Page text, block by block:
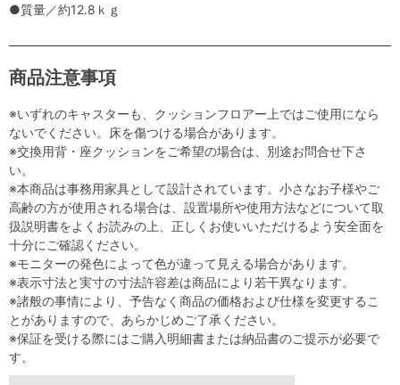
●質量／約12.8ｋｇ
商品注意事項
※いずれのキャスターも、クッションフロアー上ではご使用になら
ないでください。床を傷つける場合があります。
※交換用背・座クッションをご希望の場合は、別途お問合せ下さ
い。
※本商品は事務用家具として設計されています。小さなお子様やご
高齢の方が使用される場合は、設置場所や使用方法などについて取
扱説明書をよくお読みの上、正しくお使いいただけるよう安全面を
十分にご確認ください。
※モニターの発色によって色が違って見える場合があります。
※表示寸法と実寸の寸法許容差は商品により若干異なります。
※諸般の事情により、予告なく商品の価格および仕様を変更するこ
とがありますので、あらかじめご了承ください。
※保証を受ける際にはご購入明細書または納品書のご提示が必要で
す。